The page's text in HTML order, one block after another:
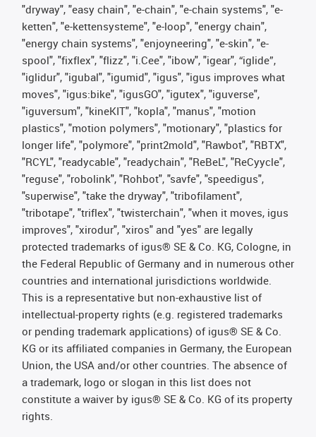
"dryway", "easy chain", "e-chain", "e-chain systems", "e-
ketten", "e-kettensysteme", "e-loop", "energy chain",
"energy chain systems", "enjoyneering", "e-skin", "e-
spool", "fixflex", "flizz", "i.Cee", "ibow", "igear", “iglide”,
"iglidur", "igubal", "igumid", "igus", "igus improves what
moves", "igus:bike", "igusGO", "igutex", "iguverse",
"iguversum", "kineKIT", "kopla", "manus", "motion
plastics", "motion polymers", "motionary", "plastics for
longer life", "polymore", "print2mold", "Rawbot", "RBTX",
"RCYL", "readycable", "readychain", "ReBeL", "ReCyycle",
"reguse", "robolink", "Rohbot", "savfe", "speedigus",
"superwise", "take the dryway", "tribofilament",
"tribotape", "triflex", "twisterchain", "when it moves, igus
improves", "xirodur", "xiros" and "yes" are legally
protected trademarks of igus® SE & Co. KG, Cologne, in
the Federal Republic of Germany and in numerous other
countries and international jurisdictions worldwide.
This is a representative but non-exhaustive list of
intellectual-property rights (e.g. registered trademarks
or pending trademark applications) of igus® SE & Co.
KG or its affiliated companies in Germany, the European
Union, the USA and/or other countries. The absence of
a trademark, logo or slogan in this list does not
constitute a waiver by igus® SE & Co. KG of its property
rights.